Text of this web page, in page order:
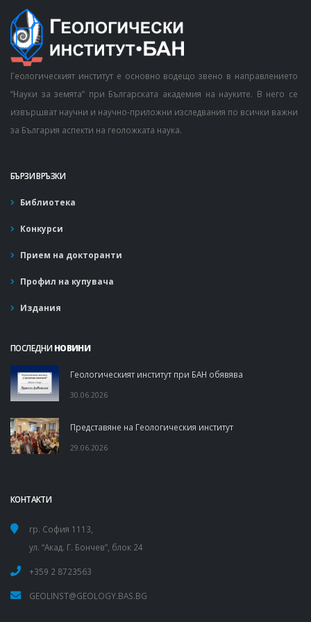
Геологическият институт е основно водещо звено в направлението
“Науки за земята” при Българската академия на науките. В него се
извършват научни и научно-приложни изследвания по всички важни
за България аспекти на геоложката наука.
БЪРЗИ ВРЪЗКИ
Библиотека
Конкурси
Прием на докторанти
Профил на купувача
Издания
ПОСЛЕДНИ НОВИНИ
Геологическият институт при БАН обявява
30.06.2026
Представяне на Геологическия институт
29.06.2026
КОНТАКТИ
гр. София 1113,
ул. “Акад. Г. Бончев”, блок 24
+359 2 8723563
GEOLINST@GEOLOGY.BAS.BG